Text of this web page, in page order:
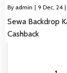
By admin | 9 Dec, 24 |
Sewa Backdrop
Cashback